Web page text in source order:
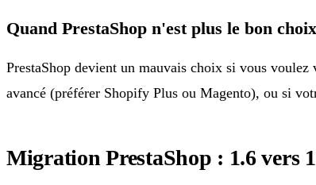
Quand PrestaShop n'est plus le bon choix
PrestaShop devient un mauvais choix si vous
avancé (préférer Shopify Plus ou Magento), ou si
Migration PrestaShop : 1.6 vers